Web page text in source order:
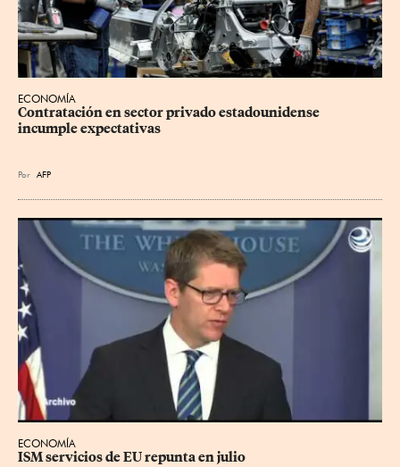
ECONOMÍA
Contratación en sector privado estadounidense
incumple expectativas
Por AFP
ECONOMÍA
ISM servicios de EU repunta en julio